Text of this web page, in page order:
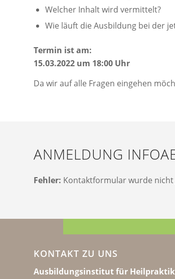
Welcher Inhalt wird vermittelt?
Wie läuft die Ausbildung bei der
Termin ist am:
15.03.2022 um 18:00 Uhr
Da wir auf alle Fragen eingehen
ANMELDUNG
Fehler: Kontaktformular wurde nicht
KONTAKT ZU UNS
Ausbildungsinstitut für